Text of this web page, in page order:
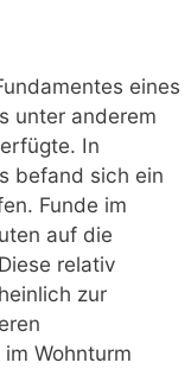
eines
unter anderem
In
befand sich ein
Funde im
auf die
relativ
zur
Wohnturm